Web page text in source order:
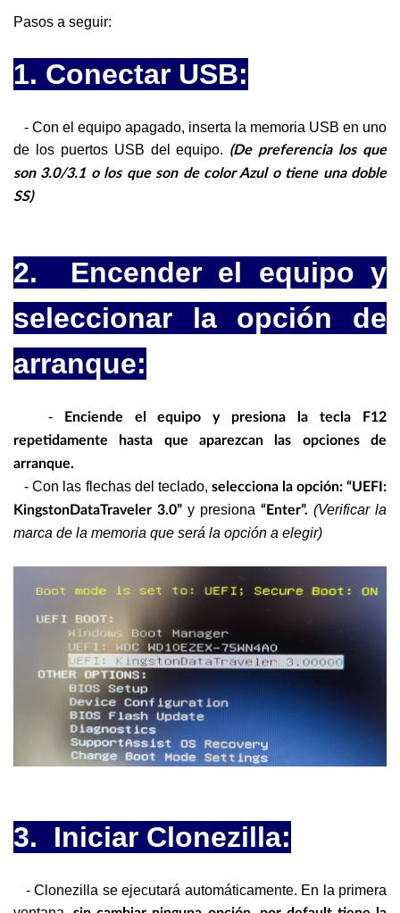
Pasos a seguir:
1. Conectar USB:
- Con el equipo apagado, inserta la memoria USB en uno
de los puertos USB del equipo. (De preferencia los que
son 3.0/3.1 o los que son de color Azul o tiene una doble
SS)
2. Encender el equipo y
seleccionar la opción de
arranque:
-
Enciende el equipo y presiona la tecla F12
repetidamente hasta que aparezcan las opciones de
arranque.
- Con las flechas del teclado, selecciona la opción: “UEFI:
KingstonDataTraveler 3.0” y presiona “Enter”. (Verificar la
marca de la memoria que será la opción a elegir)
3. Iniciar Clonezilla:
- Clonezilla se ejecutará automáticamente. En la primera